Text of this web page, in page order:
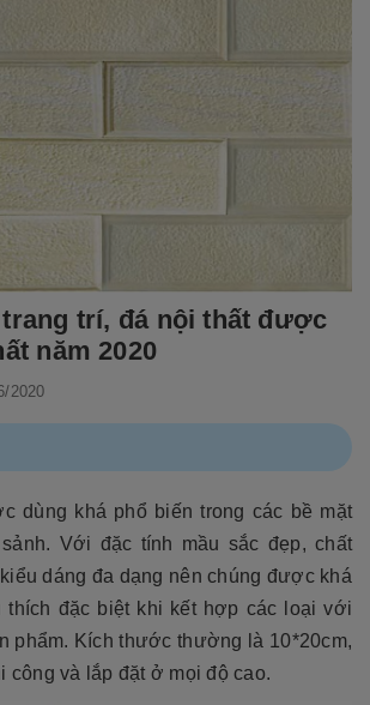
trang trí, đá nội thất được
năm 2020
2020
dùng khá phổ biến trong các bề mặt
Với đặc tính mầu sắc đẹp, chất
dáng đa dạng nên chúng được khá
thích đặc biệt khi kết hợp các loại với
phẩm. Kích thước thường là 10*20cm,
công và lắp đặt ở mọi độ cao.